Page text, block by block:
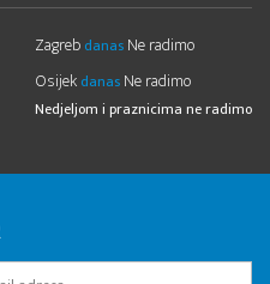
Zagreb danas Ne radimo
Osijek danas Ne radimo
Nedjeljom i praznicima ne radimo